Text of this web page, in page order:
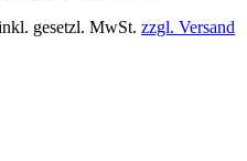
gesetzl. MwSt. zzgl. Versand